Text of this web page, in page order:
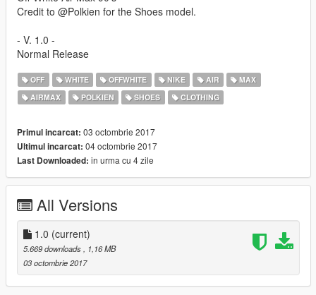
Credit to @Polkien for the Shoes model.
- V. 1.0 -
Normal Release
OFF WHITE OFFWHITE NIKE AIR
MAX
AIRMAX
POLKIEN SHOES CLOTHING
Primul incarcat: 03 octombrie 2017
Ultimul incarcat: 04 octombrie 2017
Last Downloaded: in urma cu 4 zile
All Versions
1.0 (current)
5.669 downloads
, 1,16 MB
03 octombrie 2017